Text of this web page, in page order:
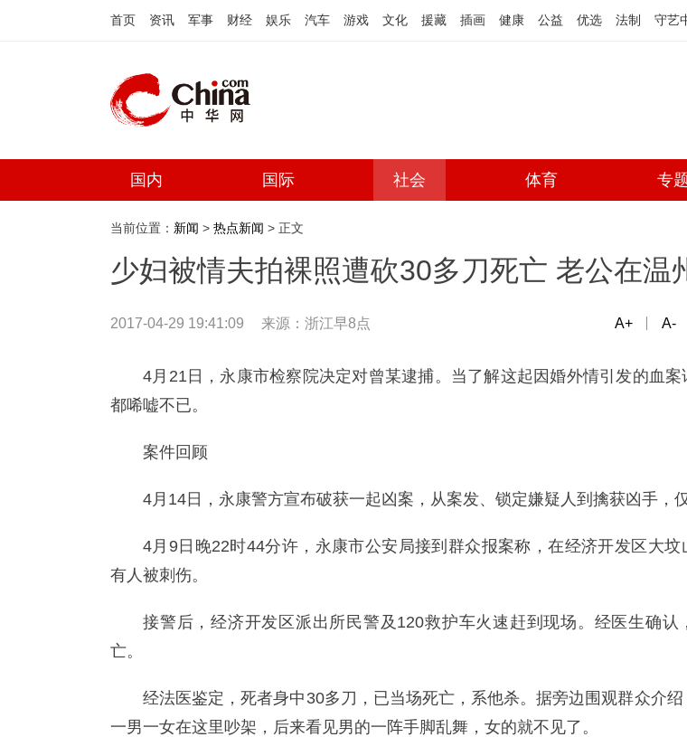
首页 资讯 军事 财经 娱乐 汽车 游戏 文化 援藏 插画 健康 公益 优选 法制 守艺
国内 国际 社会 体育 专
当前位置： 新闻 > 热点新闻 > 正文
少妇被情夫拍裸照遭砍30多刀死亡 老公在温
2017-04-29 19:41:09 来源： 浙江早8点 微信
A+ A-
4月21日，永康市检察院决定对曾某逮捕。当了解这起因婚外情引发的血案
都唏嘘不已。
案件回顾
4月14日，永康警方宣布破获一起凶案，从案发、锁定嫌疑人到擒获凶手，
4月9日晚22时44分许，永康市公安局接到群众报案称，在经济开发区大坟
有人被刺伤。
接警后，经济开发区派出所民警及120救护车火速赶到现场。经医生确认
亡。
经法医鉴定，死者身中30多刀，已当场死亡，系他杀。据旁边围观群众介绍
一男一女在这里吵架，后来看见男的一阵手脚乱舞，女的就不见了。